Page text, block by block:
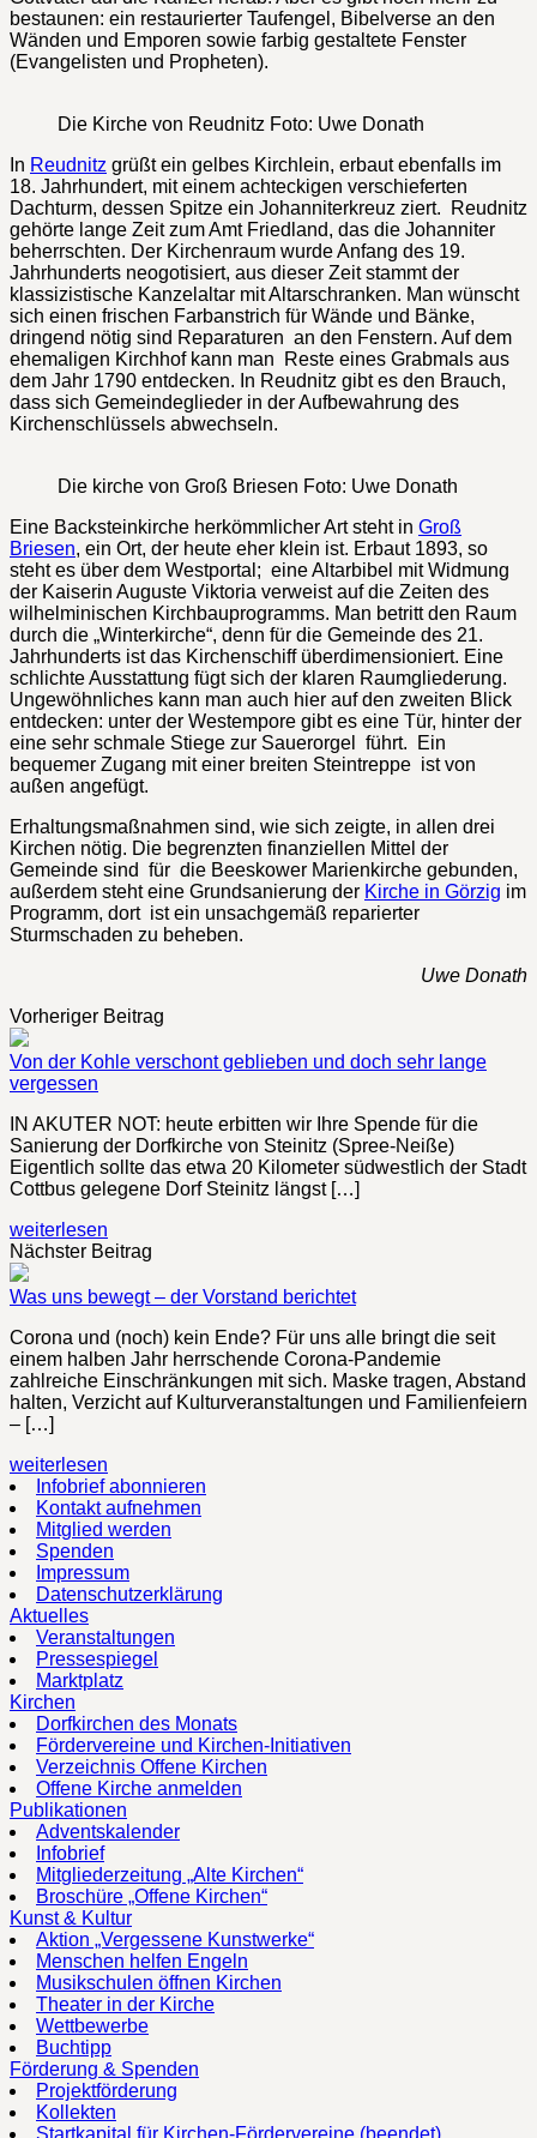
bestaunen: ein restaurierter Taufengel, Bibelverse an den
Wänden und Emporen sowie farbig gestaltete Fenster
(Evangelisten und Propheten).
Die Kirche von Reudnitz Foto: Uwe Donath
In Reudnitz grüßt ein gelbes Kirchlein, erbaut ebenfalls im
18. Jahrhundert, mit einem achteckigen verschieferten
Dachturm, dessen Spitze ein Johanniterkreuz ziert. Reudnitz
gehörte lange Zeit zum Amt Friedland, das die Johanniter
beherrschten. Der Kirchenraum wurde Anfang des 19.
Jahrhunderts neogotisiert, aus dieser Zeit stammt der
klassizistische Kanzelaltar mit Altarschranken. Man wünscht
sich einen frischen Farbanstrich für Wände und Bänke,
dringend nötig sind Reparaturen an den Fenstern. Auf dem
ehemaligen Kirchhof kann man Reste eines Grabmals aus
dem Jahr 1790 entdecken. In Reudnitz gibt es den Brauch,
dass sich Gemeindeglieder in der Aufbewahrung des
Kirchenschlüssels abwechseln.
Die kirche von Groß Briesen Foto: Uwe Donath
Eine Backsteinkirche herkömmlicher Art steht in Groß
Briesen, ein Ort, der heute eher klein ist. Erbaut 1893, so
steht es über dem Westportal; eine Altarbibel mit Widmung
der Kaiserin Auguste Viktoria verweist auf die Zeiten des
wilhelminischen Kirchbauprogramms. Man betritt den Raum
durch die „Winterkirche“, denn für die Gemeinde des 21.
Jahrhunderts ist das Kirchenschiff überdimensioniert. Eine
schlichte Ausstattung fügt sich der klaren Raumgliederung.
Ungewöhnliches kann man auch hier auf den zweiten Blick
entdecken: unter der Westempore gibt es eine Tür, hinter der
eine sehr schmale Stiege zur Sauerorgel führt. Ein
bequemer Zugang mit einer breiten Steintreppe ist von
außen angefügt.
Erhaltungsmaßnahmen sind, wie sich zeigte, in allen drei
Kirchen nötig. Die begrenzten finanziellen Mittel der
Gemeinde sind für die Beeskower Marienkirche gebunden,
außerdem steht eine Grundsanierung der Kirche in Görzig im
Programm, dort ist ein unsachgemäß reparierter
Sturmschaden zu beheben.
Uwe Donath
Vorheriger Beitrag
Von der Kohle verschont geblieben und doch sehr lange
vergessen
IN AKUTER NOT: heute erbitten wir Ihre Spende für die
Sanierung der Dorfkirche von Steinitz (Spree-Neiße)
Eigentlich sollte das etwa 20 Kilometer südwestlich der Stadt
Cottbus gelegene Dorf Steinitz längst […]
weiterlesen
Nächster Beitrag
Was uns bewegt – der Vorstand berichtet
Corona und (noch) kein Ende? Für uns alle bringt die seit
einem halben Jahr herrschende Corona-Pandemie
zahlreiche Einschränkungen mit sich. Maske tragen, Abstand
halten, Verzicht auf Kulturveranstaltungen und Familienfeiern
– […]
weiterlesen
Infobrief abonnieren
Kontakt aufnehmen
Mitglied werden
Spenden
Impressum
Datenschutzerklärung
Aktuelles
Veranstaltungen
Pressespiegel
Marktplatz
Kirchen
Dorfkirchen des Monats
Fördervereine und Kirchen-Initiativen
Verzeichnis Offene Kirchen
Offene Kirche anmelden
Publikationen
Adventskalender
Infobrief
Mitgliederzeitung „Alte Kirchen“
Broschüre „Offene Kirchen“
Kunst & Kultur
Aktion „Vergessene Kunstwerke“
Menschen helfen Engeln
Musikschulen öffnen Kirchen
Theater in der Kirche
Wettbewerbe
Buchtipp
Förderung & Spenden
Projektförderung
Kollekten
Startkapital für Kirchen-Fördervereine (beendet)